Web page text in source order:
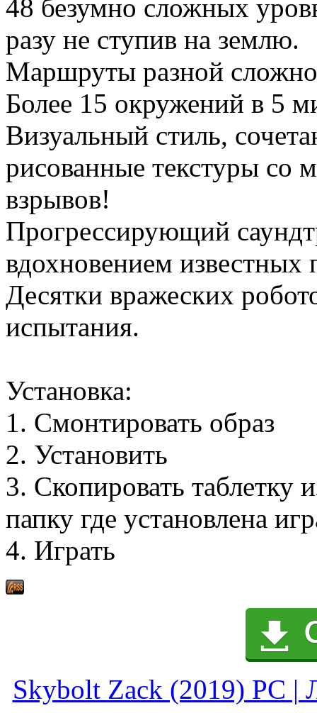
48 безумно сложных
разу не ступив на землю.
Маршруты разной
Более 15 окружений в 5
Визуальный стиль,
рисованные текстуры со
взрывов!
Прогрессирующий
вдохновением
Десятки вражеских
испытания.
Установка:
1. Смонтировать образ
2. Установить
3. Скопировать таблетку
папку где установлена
4. Играть
Skybolt Zack (2019) PC |